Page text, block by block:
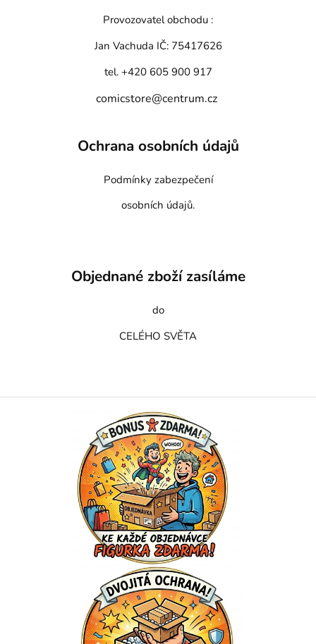
Provozovatel obchodu :
Jan Vachuda IČ: 75417626
tel. +420 605 900 917
comicstore@centrum.cz
Ochrana osobních údajů
Podmínky zabezpečení
osobních údajů.
Objednané zboží zasíláme
do
CELÉHO SVĚTA